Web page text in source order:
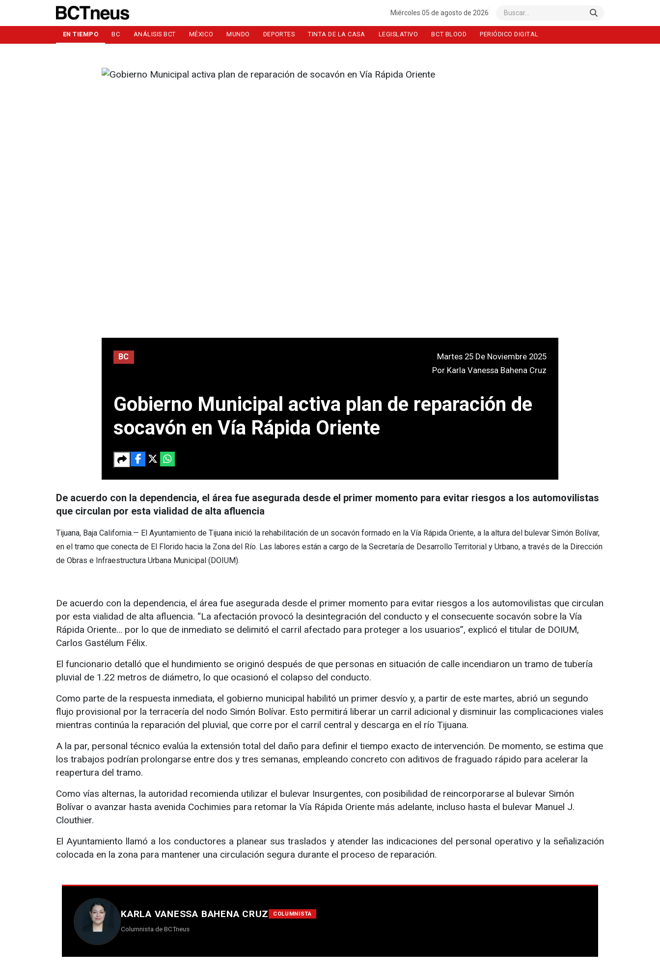
Miércoles 05 de agosto de 2026 Buscar
EN TIEMPO BC ANÁLISIS BCT MÉXICO MUNDO DEPORTES TINTA DE LA CASA LEGISLATIVO BCT BLOOD PERIÓDICO DIGITAL
BC
Martes 25 De Noviembre 2025
Por Karla Vanessa Bahena Cruz
Gobierno Municipal activa plan de reparación de
socavón en Vía Rápida Oriente
De acuerdo con la dependencia, el área fue asegurada desde el primer momento para evitar riesgos a los automovilistas
que circulan por esta vialidad de alta afluencia
Tijuana, Baja California.— El Ayuntamiento de Tijuana inició la rehabilitación de un socavón formado en la Vía Rápida Oriente, a la altura del bulevar Simón Bolívar,
en el tramo que conecta de El Florido hacia la Zona del Río. Las labores están a cargo de la Secretaría de Desarrollo Territorial y Urbano, a través de la Dirección
de Obras e Infraestructura Urbana Municipal (DOIUM).
De acuerdo con la dependencia, el área fue asegurada desde el primer momento para evitar riesgos a los automovilistas que circulan
por esta vialidad de alta afluencia. “La afectación provocó la desintegración del conducto y el consecuente socavón sobre la Vía
Rápida Oriente… por lo que de inmediato se delimitó el carril afectado para proteger a los usuarios”, explicó el titular de DOIUM,
Carlos Gastélum Félix.
El funcionario detalló que el hundimiento se originó después de que personas en situación de calle incendiaron un tramo de tubería
pluvial de 1.22 metros de diámetro, lo que ocasionó el colapso del conducto.
Como parte de la respuesta inmediata, el gobierno municipal habilitó un primer desvío y, a partir de este martes, abrió un segundo
flujo provisional por la terracería del nodo Simón Bolívar. Esto permitirá liberar un carril adicional y disminuir las complicaciones viales
mientras continúa la reparación del pluvial, que corre por el carril central y descarga en el río Tijuana.
A la par, personal técnico evalúa la extensión total del daño para definir el tiempo exacto de intervención. De momento, se estima que
los trabajos podrían prolongarse entre dos y tres semanas, empleando concreto con aditivos de fraguado rápido para acelerar la
reapertura del tramo.
Como vías alternas, la autoridad recomienda utilizar el bulevar Insurgentes, con posibilidad de reincorporarse al bulevar Simón
Bolívar o avanzar hasta avenida Cochimies para retomar la Vía Rápida Oriente más adelante, incluso hasta el bulevar Manuel J.
Clouthier.
El Ayuntamiento llamó a los conductores a planear sus traslados y atender las indicaciones del personal operativo y la señalización
colocada en la zona para mantener una circulación segura durante el proceso de reparación.
KARLA VANESSA BAHENA CRUZ COLUMNISTA
Columnista de BCTneus